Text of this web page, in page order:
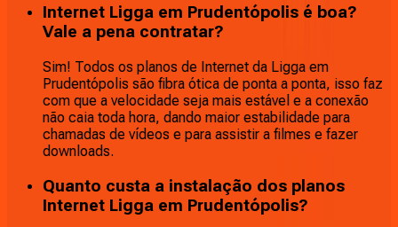
Internet Ligga em Prudentópolis é boa?
Vale a pena contratar?
Sim! Todos os planos de Internet da Ligga em
Prudentópolis são fibra ótica de ponta a ponta, isso faz
com que a velocidade seja mais estável e a conexão
não caia toda hora, dando maior estabilidade para
chamadas de vídeos e para assistir a filmes e fazer
downloads.
Quanto custa a instalação dos planos
Internet Ligga em Prudentópolis?